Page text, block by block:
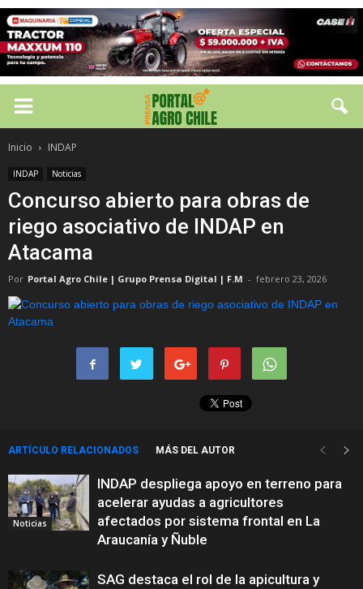
Inicio INDAP
INDAP Noticias
Concurso abierto para obras de
riego asociativo de INDAP en
Atacama
Por Portal Agro Chile | Grupo Prensa Digital | F.M - febrero 23, 2026
ARTÍCULO RELACIONADOS MÁS DEL AUTOR
Noticias
INDAP despliega apoyo en terreno para
acelerar ayudas a agricultores
afectados por sistema frontal en La
Araucanía y Ñuble
SAG destaca el rol de la apicultura y